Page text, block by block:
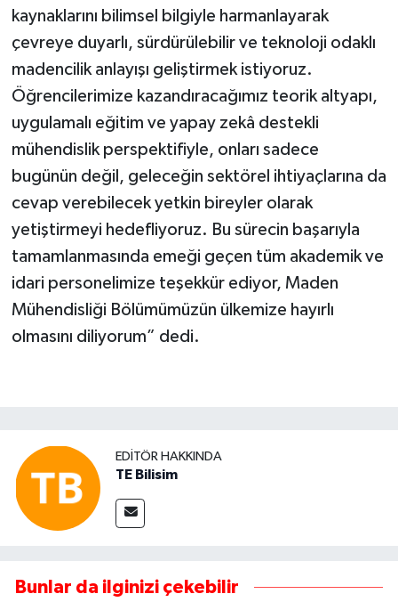
kaynaklarını bilimsel bilgiyle harmanlayarak
çevreye duyarlı, sürdürülebilir ve teknoloji odaklı
madencilik anlayışı geliştirmek istiyoruz.
Öğrencilerimize kazandıracağımız teorik altyapı,
uygulamalı eğitim ve yapay zekâ destekli
mühendislik perspektifiyle, onları sadece
bugünün değil, geleceğin sektörel ihtiyaçlarına da
cevap verebilecek yetkin bireyler olarak
yetiştirmeyi hedefliyoruz. Bu sürecin başarıyla
tamamlanmasında emeği geçen tüm akademik ve
idari personelimize teşekkür ediyor, Maden
Mühendisliği Bölümümüzün ülkemize hayırlı
olmasını diliyorum” dedi.
EDITÖR HAKKINDA
TE Bilisim
Bunlar da ilginizi çekebilir